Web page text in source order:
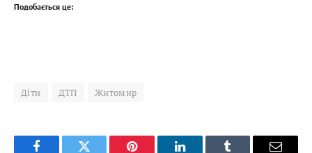
Подобається це:
Діти ДТП Житомир